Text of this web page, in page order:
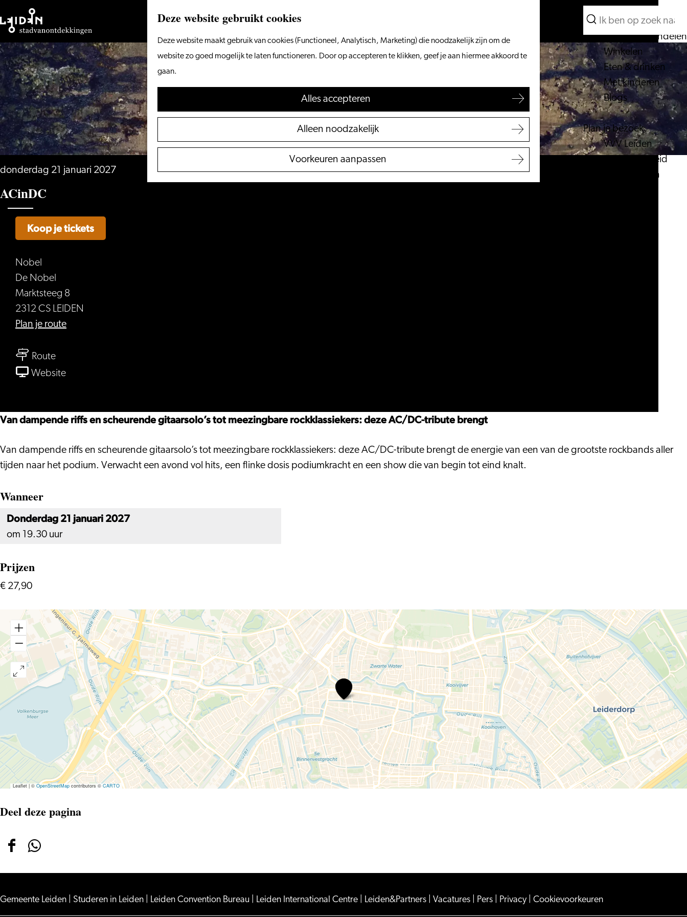
Deze website gebruikt cookies
Deze website maakt gebruik van cookies (Functioneel, Analytisch, Marketing) die noodzakelijk zijn om de
website zo goed mogelijk te laten functioneren. Door op accepteren te klikken, geef je aan hiermee akkoord te
gaan.
Alles accepteren
Alleen noodzakelijk
Voorkeuren aanpassen
Ga
naar
de
homepage
Menu
Zoeken
Wat te doen
Vanaf het water
Fietsen & wandelen
Winkelen
Eten & drinken
Met kinderen
Blogs
Plan je bezoek
VVV Leiden
Bereikbaarheid
Overnachten
Zoeken
donderdag 21 januari 2027
ACinDC
Nobel
De Nobel
Marktsteeg 8
2312 CS LEIDEN
Plan je routenaar
Routenaar
ACinDC
Websitevan
Koop je tickets
Van dampende riffs en scheurende gitaarsolo’s tot meezingbare rockklassiekers: deze AC/DC-tribute brengt
Van dampende riffs en scheurende gitaarsolo’s tot meezingbare rockklassiekers: deze AC/DC-tribute brengt de energie van een van de grootste rockbands aller
tijden naar het podium. Verwacht een avond vol hits, een flinke dosis podiumkracht en een show die van begin tot eind knalt.
Wanneer
Donderdag 21 januari 2027
om 19.30 uur
Prijzen
€ 27,90
ACinDC
Leaflet|©OpenStreetMapcontributors ©CARTO
Deel deze pagina
Deel
op
Facebook
Deel
op
WhatsApp
Gemeente Leiden Studeren in Leiden Leiden Convention Bureau Leiden International Centre Leiden&Partners Vacatures Pers Privacy Cookievoorkeuren